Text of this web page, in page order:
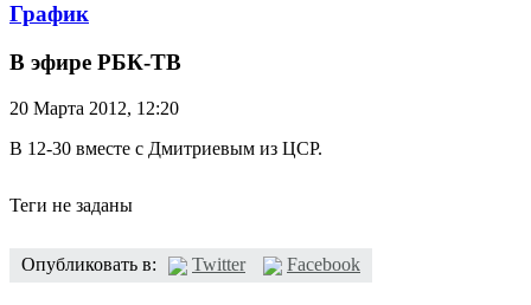
График
В эфире РБК-ТВ
20 Марта 2012, 12:20
В 12-30 вместе с Дмитриевым из ЦСР.
Теги не заданы
Опубликовать в: Twitter Facebook